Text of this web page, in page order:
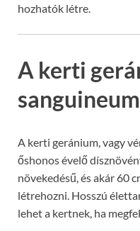
hozhatók létre.
A kerti
A kerti geránium, vagy
őshonos évelő
növekedésű, és akár 60
létrehozni. Hosszú
lehet a kertnek, ha